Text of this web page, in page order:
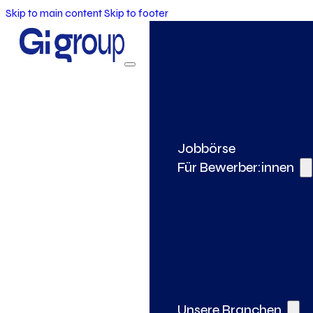
Skip to main contentSkip to footer
Jobbörse
Für Bewerber:innen